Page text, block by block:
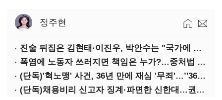
정주현
진술 뒤집은 김현태·이진우, 박안수는 "국가에 헌신"…법정서 드러난 군 수뇌부의 민낯
폭염에 노동자 쓰러지면 책임은 누가?…중처법 처벌될까?
(단독)'혁노맹' 사건, 36년 만에 재심 '무죄'…’'36시간 불법구금·자백강요' 인정
(단독)채용비리 신고자 징계·파면한 신한대…권익위 제동에도 갈등 계속